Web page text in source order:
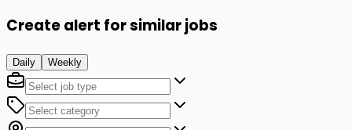
Create alert for similar jobs
Daily Weekly